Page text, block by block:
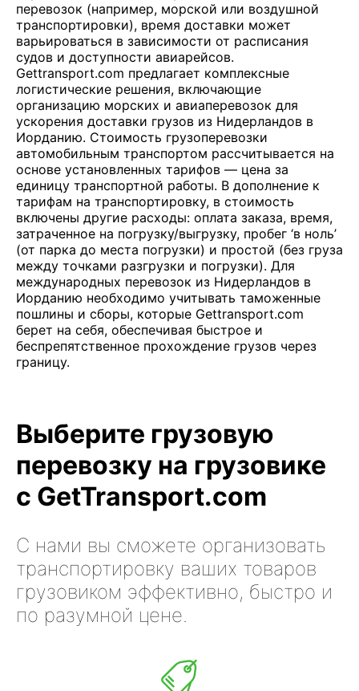
перевозок (например, морской или воздушной
транспортировки), время доставки может
варьироваться в зависимости от расписания
судов и доступности авиарейсов.
Gettransport.com предлагает комплексные
логистические решения, включающие
организацию морских и авиаперевозок для
ускорения доставки грузов из Нидерландов в
Иорданию. Стоимость грузоперевозки
автомобильным транспортом рассчитывается на
основе установленных тарифов — цена за
единицу транспортной работы. В дополнение к
тарифам на транспортировку, в стоимость
включены другие расходы: оплата заказа, время,
затраченное на погрузку/выгрузку, пробег ‘в ноль’
(от парка до места погрузки) и простой (без груза
между точками разгрузки и погрузки). Для
международных перевозок из Нидерландов в
Иорданию необходимо учитывать таможенные
пошлины и сборы, которые Gettransport.com
берет на себя, обеспечивая быстрое и
беспрепятственное прохождение грузов через
границу.
Выберите грузовую
перевозку на грузовике
с GetTransport.com
С нами вы сможете организовать
транспортировку ваших товаров
грузовиком эффективно, быстро и
по разумной цене.